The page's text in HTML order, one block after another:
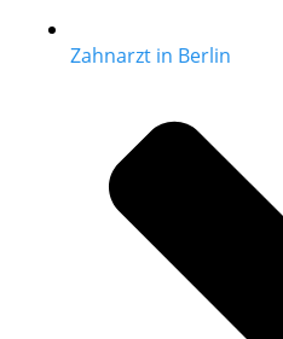
Zahnarzt in Berlin